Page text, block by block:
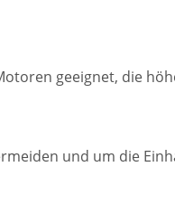
geeignet, die
und um die